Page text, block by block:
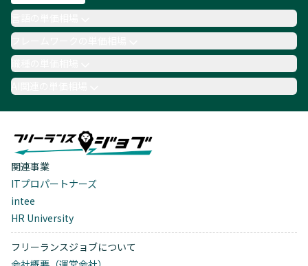
職種の単価相場
AI関連の単価相場
関連事業
ITプロパートナーズ
intee
HR University
フリーランスジョブについて